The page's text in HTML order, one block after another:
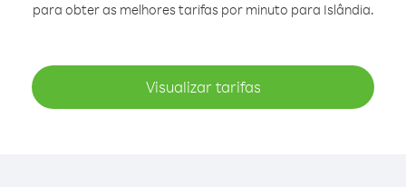
para obter as melhores tarifas por minuto para Islândia.
Visualizar tarifas